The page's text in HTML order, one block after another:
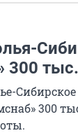
300
300